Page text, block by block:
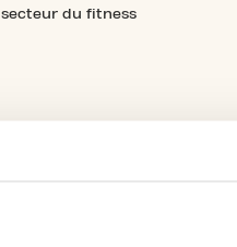
secteur du fitness